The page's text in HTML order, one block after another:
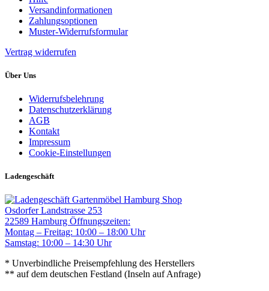
Versandinformationen
Zahlungsoptionen
Muster-Widerrufsformular
Vertrag widerrufen
Über Uns
Widerrufsbelehrung
Datenschutzerklärung
AGB
Kontakt
Impressum
Cookie-Einstellungen
Ladengeschäft
Gartenmöbel Hamburg Shop
Osdorfer Landstrasse 253
22589 Hamburg Öffnungszeiten:
Montag – Freitag: 10:00 – 18:00 Uhr
Samstag: 10:00 – 14:30 Uhr
* Unverbindliche Preisempfehlung des Herstellers
** auf dem deutschen Festland (Inseln auf Anfrage)